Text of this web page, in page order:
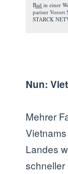
Bad in einer
pariser Vorort
STARCK
Nun:
Mehrer
Landes
schneller